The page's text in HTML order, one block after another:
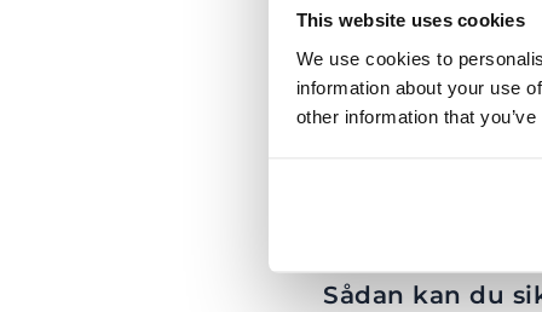
This website uses cookies
We use cookies to
information about your use
other information that
Desværre gør
reservation ikke stemmer
Der findes et antal
hvilke der er dårlig
Det kan derfor være
forskellige
Sådan kan du